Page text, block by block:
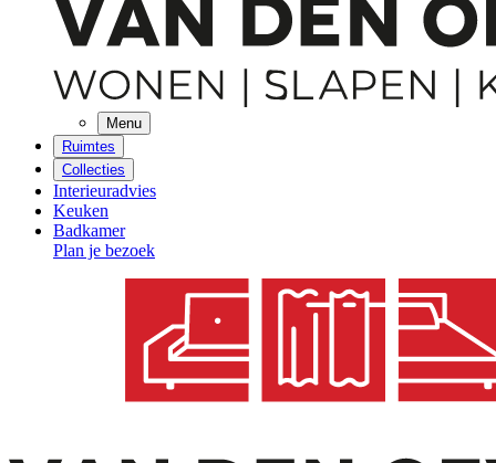
Menu
Ruimtes
Collecties
Interieuradvies
Keuken
Badkamer
Plan je bezoek